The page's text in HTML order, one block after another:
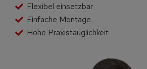
Flexibel einsetzbar
Einfache Montage
Hohe Praxistauglichkeit